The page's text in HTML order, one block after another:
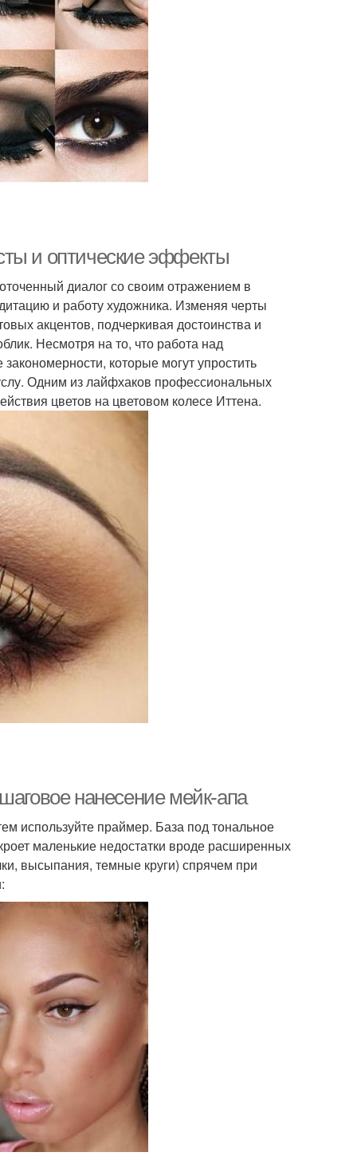
и оптические эффекты
диалог со своим отражением в
и работу художника. Изменяя черты
акцентов, подчеркивая достоинства и
Несмотря на то, что работа над
которые могут упростить
Одним из лайфхаков профессиональных
цветов на цветовом колесе Иттена.
нанесение мейк-апа
используйте праймер. База под тональное
маленькие недостатки вроде расширенных
высыпания, темные круги) спрячем при